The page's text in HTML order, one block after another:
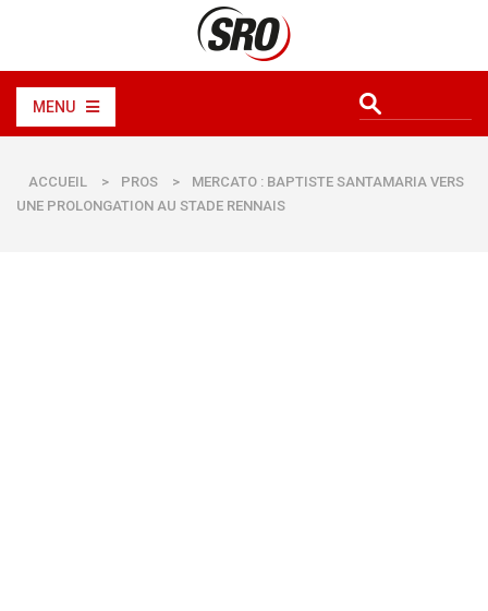
MENU
ACCUEIL > PROS >
MERCATO : BAPTISTE SANTAMARIA VERS
UNE PROLONGATION AU STADE RENNAIS